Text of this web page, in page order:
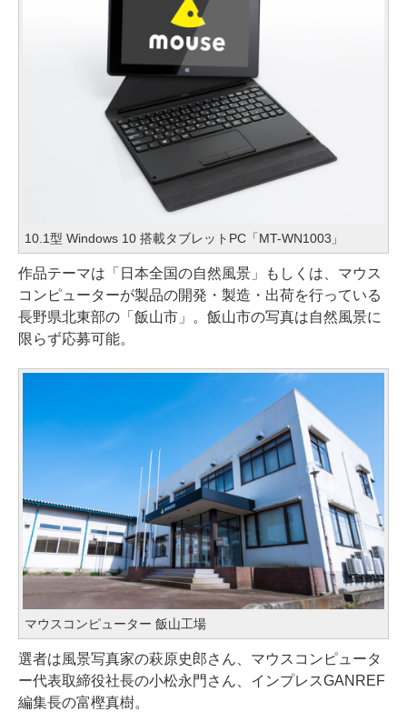
10.1型 Windows 10 搭載タブレットPC「MT-WN1003」
作品テーマは「日本全国の自然風景」もしくは、マウス
コンピューターが製品の開発・製造・出荷を行っている
長野県北東部の「飯山市」。飯山市の写真は自然風景に
限らず応募可能。
マウスコンピューター 飯山工場
選者は風景写真家の萩原史郎さん、マウスコンピュータ
ー代表取締役社長の小松永門さん、インプレスGANREF
編集長の富樫真樹。